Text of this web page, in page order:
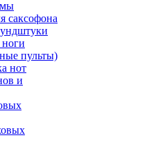
саксофона
пульты)
нот
и